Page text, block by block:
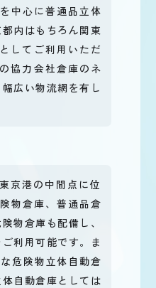
中心に普通品立体
内はもちろん関東
してご利用いただ
協力会社倉庫のネ
広い物流網を有し
京港の中間点に位
物倉庫、普通品倉
物倉庫も配備し、
利用可能です。ま
危険物立体自動倉
自動倉庫としては